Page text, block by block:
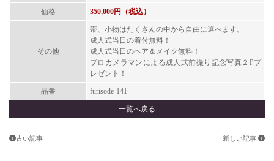
価格 350,000円（税込）
その他
帯、小物はたくさんの中から自由に選べます。
成人式当日の着付無料！
成人式当日のヘア＆メイク無料！
プロカメラマンによる成人式前撮り記念写真２ Pプ
レゼント！
品番 furisode-141
一覧へ戻る
古い記事 新しい記事